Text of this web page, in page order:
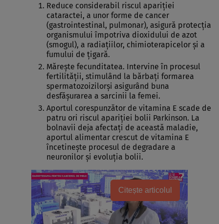
Reduce considerabil riscul apariţiei
cataractei, a unor forme de cancer
(gastrointestinal, pulmonar), asigură protecţia
organismului împotriva dioxidului de azot
(smogul), a radiaţiilor, chimioterapicelor şi a
fumului de ţigară.
Măreşte fecunditatea. Intervine în procesul
fertilităţii, stimulând la bărbaţi formarea
spermatozoizilorşi asigurând buna
desfăşurarea a sarcinii la femei.
Aportul corespunzător de vitamina E scade de
patru ori riscul apariţiei bolii Parkinson. La
bolnavii deja afectaţi de această maladie,
aportul alimentar crescut de vitamina E
încetineşte procesul de degradare a
neuronilor şi evoluţia bolii.
Citește articolul